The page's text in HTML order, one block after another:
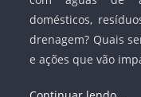
domésticos,
drenagem? Quais
e ações que vão